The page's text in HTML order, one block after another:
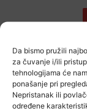
Da bismo pružili
za čuvanje i/ili
tehnologijama će
ponašanje pri
Nepristanak ili
određene